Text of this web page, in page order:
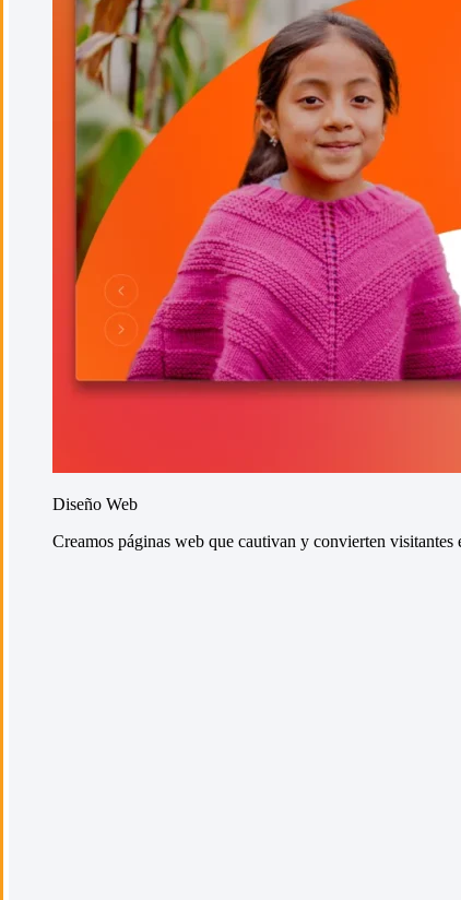
Diseño Web
Creamos páginas web que cautivan y convierten visitantes